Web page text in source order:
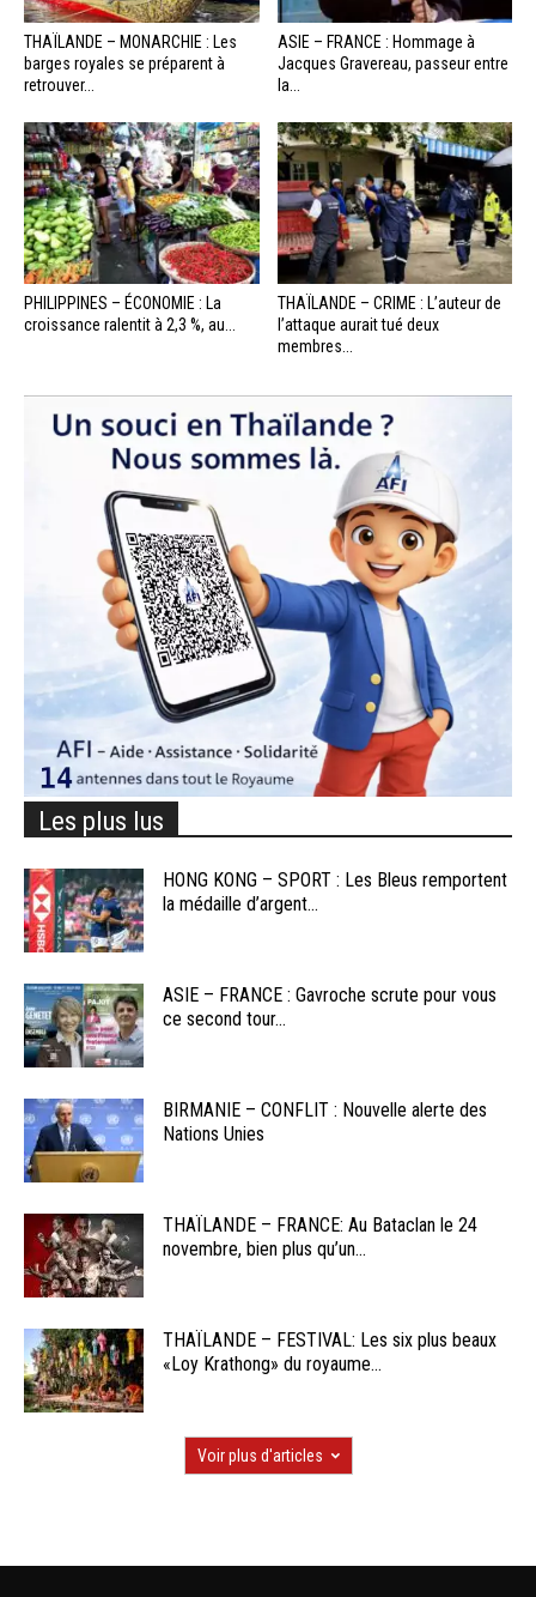
THAÏLANDE – MONARCHIE : Les
barges royales se préparent à
retrouver...
ASIE – FRANCE : Hommage à
Jacques Gravereau, passeur entre
la...
PHILIPPINES – ÉCONOMIE : La
croissance ralentit à 2,3 %, au...
THAÏLANDE – CRIME : L’auteur de
l’attaque aurait tué deux
membres...
Les plus lus
HONG KONG – SPORT : Les Bleus remportent
la médaille d’argent...
ASIE – FRANCE : Gavroche scrute pour vous
ce second tour...
BIRMANIE – CONFLIT : Nouvelle alerte des
Nations Unies
THAÏLANDE – FRANCE: Au Bataclan le 24
novembre, bien plus qu’un...
THAÏLANDE – FESTIVAL: Les six plus beaux
«Loy Krathong» du royaume...
Voir plus d'articles